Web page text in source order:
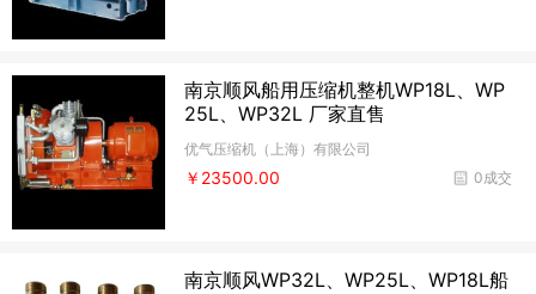
南京顺风船用压缩机整机WP18L、WP
25L、WP32L 厂家直售
优气压缩机（上海）有限公司
0成交
￥23500.00
南京顺风WP32L、WP25L、WP18L船